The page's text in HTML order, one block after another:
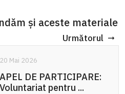
și aceste materiale
Următorul
20 Mai 2026
APEL DE PARTICIPARE:
Voluntariat pentru ...